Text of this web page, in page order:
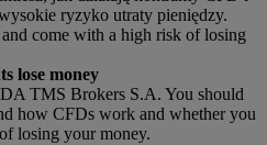
ryzyko utraty pieniędzy.
come with a high risk of losing
lose money
TMS Brokers S.A. You should
how CFDs work and whether you
losing your money.